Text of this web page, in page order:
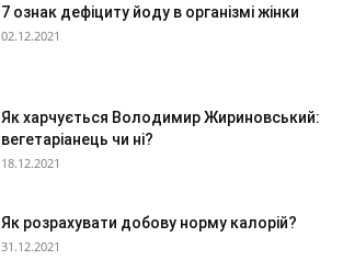
7 ознак дефіциту йоду в організмі жінки
02.12.2021
Як харчується Володимир Жириновський:
вегетаріанець чи ні?
18.12.2021
Як розрахувати добову норму калорій?
31.12.2021